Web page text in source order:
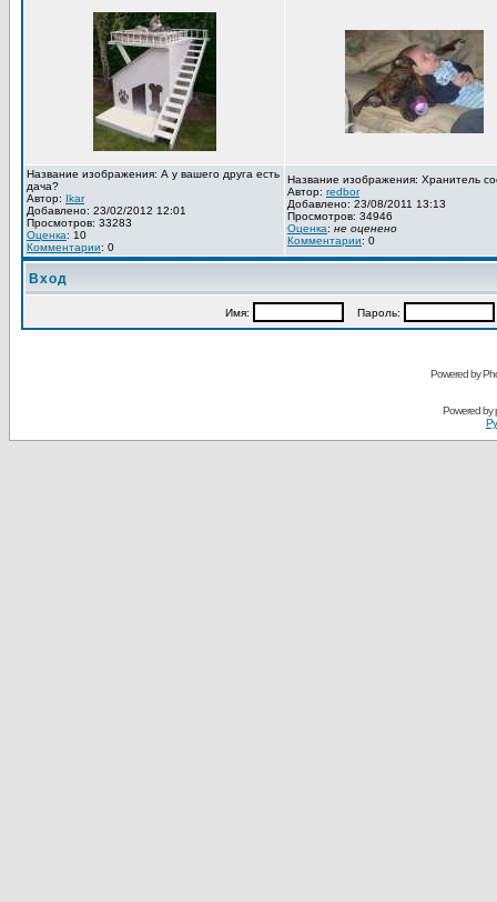
Название изображения: А у вашего друга есть
дача?
Автор: Ikar
Добавлено: 23/02/2012 12:01
Просмотров: 33283
Оценка: 10
Комментарии: 0
Название изображения: Хранитель
Автор: redbor
Добавлено: 23/08/2011 13:13
Просмотров: 34946
Оценка: не оценено
Комментарии: 0
Вход
Имя: Пароль:
Powered by
Powered by